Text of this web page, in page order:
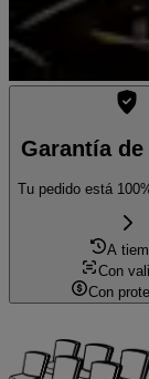
Garantía
Tu pedido está
A
Con
Con